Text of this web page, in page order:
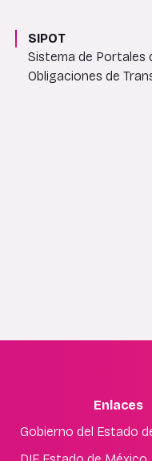
SIPOT
Sistema de Portales
Obligaciones de
Enlaces
Gobierno del Estado